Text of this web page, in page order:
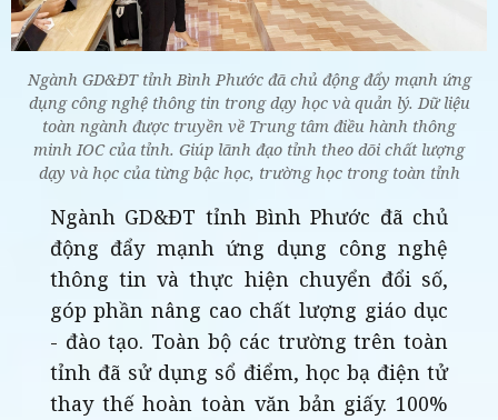
Ngành GD&ĐT tỉnh Bình Phước đã chủ động đẩy mạnh ứng
dụng công nghệ thông tin trong dạy học và quản lý. Dữ liệu
toàn ngành được truyền về Trung tâm điều hành thông
minh IOC của tỉnh. Giúp lãnh đạo tỉnh theo dõi chất lượng
dạy và học của từng bậc học, trường học trong toàn tỉnh
Ngành GD&ĐT tỉnh Bình Phước đã chủ
động đẩy mạnh ứng dụng công nghệ
thông tin và thực hiện chuyển đổi số,
góp phần nâng cao chất lượng giáo dục
- đào tạo. Toàn bộ các trường trên toàn
tỉnh đã sử dụng sổ điểm, học bạ điện tử
thay thế hoàn toàn văn bản giấy. 100%